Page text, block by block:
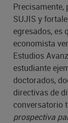
SUJIS y
egresados, es
economista
Estudios
estudiante
doctorados,
directivas de
conversatorio
prospectiva